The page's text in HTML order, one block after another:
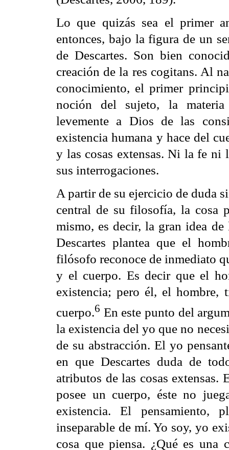
Lo que quizás sea el primer
entonces, bajo la figura de un
de Descartes. Son bien
creación de la res cogitans. Al
conocimiento, el primer
noción del sujeto, la
levemente a Dios de las
existencia humana y hace del
y las cosas extensas. Ni la fe ni
sus interrogaciones.
A partir de su ejercicio de duda
central de su filosofía, la cosa
mismo, es decir, la gran idea
Descartes plantea que el
filósofo reconoce de inmediato
y el cuerpo. Es decir que el
existencia; pero él, el hombre,
cuerpo.6 En este punto del
la existencia del yo que no
de su abstracción. El yo
en que Descartes duda de
atributos de las cosas extensas.
posee un cuerpo, éste no
existencia. El
inseparable de mí. Yo soy, yo
cosa que piensa. ¿Qué es una